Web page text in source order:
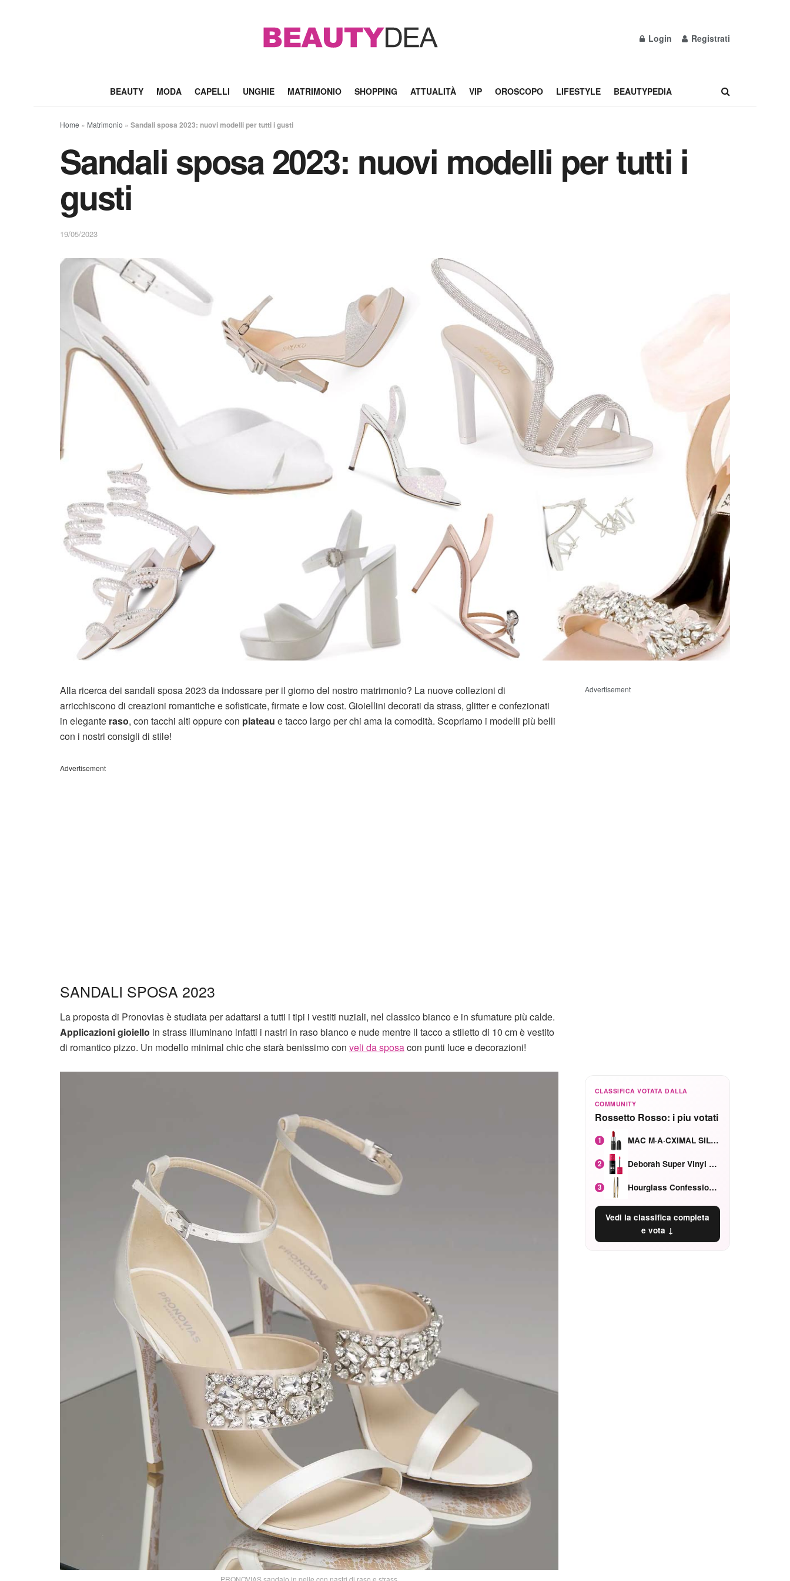
Login Registrati
BEAUTY MODA CAPELLI UNGHIE MATRIMONIO SHOPPING ATTUALITÀ VIP OROSCOPO LIFESTYLE BEAUTYPEDIA
Home » Matrimonio » Sandali sposa 2023: nuovi modelli per tutti i gusti
Sandali sposa 2023: nuovi modelli per tutti i
gusti
19/05/2023
Alla ricerca dei sandali sposa 2023 da indossare per il giorno del nostro matrimonio? La nuove collezioni di
arricchiscono di creazioni romantiche e sofisticate, firmate e low cost. Gioiellini decorati da strass, glitter e confezionati
in elegante raso, con tacchi alti oppure con plateau e tacco largo per chi ama la comodità. Scopriamo i modelli più belli
con i nostri consigli di stile!
Advertisement
SANDALI SPOSA 2023
La proposta di Pronovias è studiata per adattarsi a tutti i tipi i vestiti nuziali, nel classico bianco e in sfumature più calde.
Applicazioni gioiello in strass illuminano infatti i nastri in raso bianco e nude mentre il tacco a stiletto di 10 cm è vestito
di romantico pizzo. Un modello minimal chic che starà benissimo con veli da sposacon punti luce e decorazioni!
Advertisement
CLASSIFICA VOTATA DALLA
COMMUNITY
Rossetto Rosso: i piu votati
1 MAC M·A·CXIMAL SILKY MATTE Red Rock mat
2 Deborah Super Vinyl Shake Rosa Ciliegia
3 Hourglass Confession Ricaricabile Ultra Preciso Ad Alta Intensità Secretly Classic Red
Vedi la classifica completa
e vota ↓